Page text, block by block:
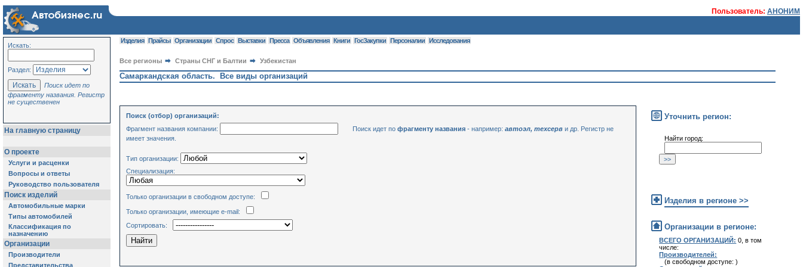
Пользователь: АНОНИМ
Искать:
Раздел:
Поиск идет по
фрагменту названия. Регистр
не существенен
На главную страницу
О проекте
Услуги и расценки
Вопросы и ответы
Руководство пользователя
Поиск изделий
Автомобильные марки
Типы автомобилей
Классификация по
назначению
Организации
Производители
Представительства
Изделия Прайсы Организации Спрос Выставки Пресса Объявления Книги ГосЗакупки Персоналии Исследования
Все регионы Страны СНГ и Балтии Узбекистан
Самаркандская область. Все виды организаций
Поиск (отбор) организаций:
Фрагмент названия компании:
Поиск идет по фрагменту названия - например: автоэл, техсерв и др. Регистр не
имеет значения.
Тип организации:
Специализация:
Только организации в свободном доступе:
Только организации, имеющие e-mail:
Сортировать:
Уточнить регион:
Найти город:
Изделия в регионе >>
Организации в регионе:
ВСЕГО ОРГАНИЗАЦИЙ: 0, в том
числе:
Производителей:
(в свободном доступе: )